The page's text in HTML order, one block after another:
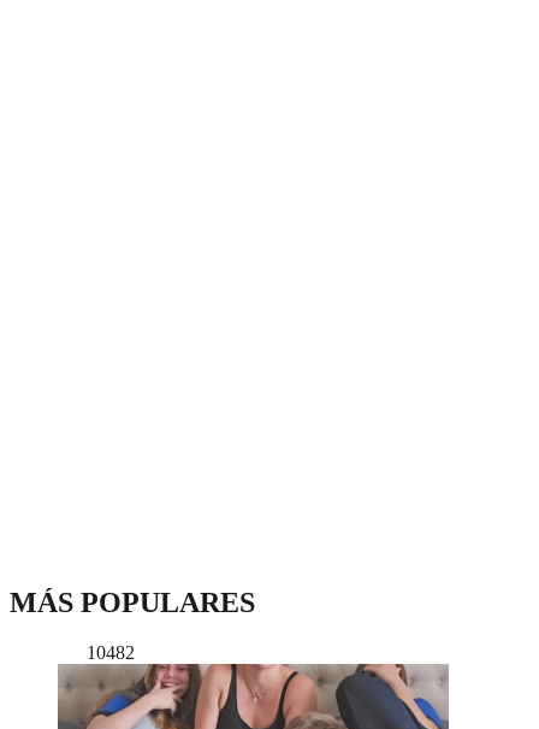
MÁS POPULARES
10482